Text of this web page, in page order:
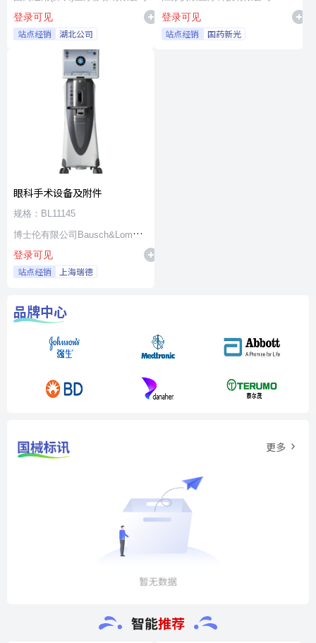
登录可见
站点经销 湖北公司
登录可见
站点经销 国药新光
眼科手术设备及附件
规格：BL11145
博士伦有限公司Bausch&Lomb
Incorporated
登录可见
站点经销 上海瑞德
品牌中心